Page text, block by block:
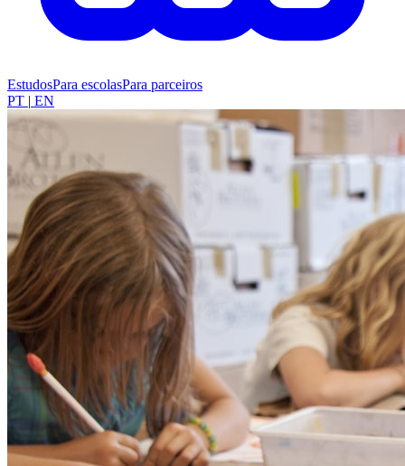
EstudosPara escolasPara parceiros
PT | EN